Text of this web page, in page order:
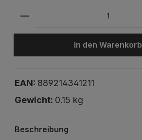
In den Warenkorb
EAN: 889214341211
Gewicht: 0.15 kg
Beschreibung